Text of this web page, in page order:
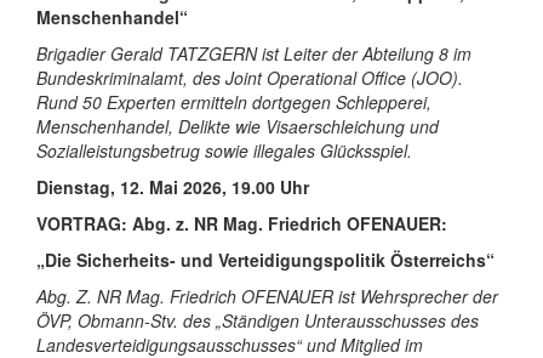
Menschenhandel“
Brigadier Gerald TATZGERN ist Leiter der Abteilung 8 im
Bundeskriminalamt, des Joint Operational Office (JOO).
Rund 50 Experten ermitteln dortgegen Schlepperei,
Menschenhandel, Delikte wie Visaerschleichung und
Sozialleistungsbetrug sowie illegales Glücksspiel.
Dienstag, 12. Mai 2026, 19.00 Uhr
VORTRAG: Abg. z. NR Mag. Friedrich OFENAUER:
„Die Sicherheits- und Verteidigungspolitik Österreichs“
Abg. Z. NR Mag. Friedrich OFENAUER ist Wehrsprecher der
ÖVP, Obmann-Stv. des „Ständigen Unterausschusses des
Landesverteidigungsausschusses“ und Mitglied im